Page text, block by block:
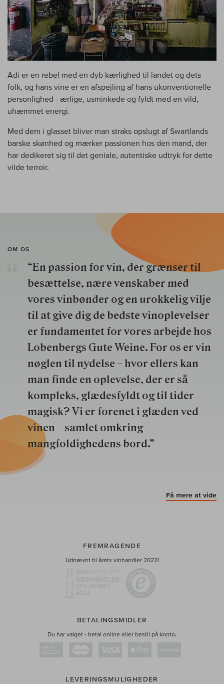
Adi er en rebel med en dyb kærlighed til landet og dets
folk, og hans vine er en afspejling af hans ukonventionelle
personlighed - ærlige, usminkede og fyldt med en vild,
uhæmmet energi.
Med dem i glasset bliver man straks opslugt af Swartlands
barske skønhed og mærker passionen hos den mand, der
har dedikeret sig til det geniale, autentiske udtryk for dette
vilde terroir.
OM OS
“En passion for vin, der grænser til
besættelse, nære venskaber med
vores vinbønder og en urokkelig vilje
til at give dig de bedste vinoplevelser
er fundamentet for vores arbejde hos
Lobenbergs Gute Weine. For os er vin
nøglen til nydelse – hvor ellers kan
man finde en oplevelse, der er så
kompleks, glædesfyldt og til tider
magisk? Vi er forenet i glæden ved
vinen – samlet omkring
mangfoldighedens bord.”
Få mere at vide
FREMRAGENDE
Udnævnt til årets vinhandler 2022!
BETALINGSMIDLER
Du har valget - betal online eller bestil på konto.
LEVERINGSMULIGHEDER